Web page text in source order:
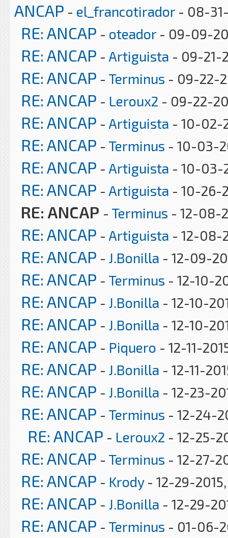
ANCAP - el_francotirador- 08-31-
RE: ANCAP - oteador- 09-09-
RE: ANCAP - Artiguista - 09-21-
RE: ANCAP - Terminus - 09-22-
RE: ANCAP - Leroux2 - 09-22-
RE: ANCAP - Artiguista - 10-02-
RE: ANCAP - Terminus - 10-03-
RE: ANCAP - Artiguista - 10-03-
RE: ANCAP - Artiguista - 10-26-
RE: ANCAP - Terminus - 12-08-
RE: ANCAP - Artiguista - 12-08-
RE: ANCAP - J.Bonilla - 12-09-
RE: ANCAP - Terminus - 12-10-
RE: ANCAP - J.Bonilla - 12-10-
RE: ANCAP - J.Bonilla - 12-10-
RE: ANCAP - Piquero - 12-11-
RE: ANCAP - J.Bonilla - 12-11-
RE: ANCAP - J.Bonilla - 12-23-
RE: ANCAP - Terminus - 12-24-
RE: ANCAP - Leroux2 - 12-25-
RE: ANCAP - Terminus - 12-27-
RE: ANCAP - Krody- 12-29-
RE: ANCAP - J.Bonilla - 12-29-
RE: ANCAP - Terminus - 01-06-